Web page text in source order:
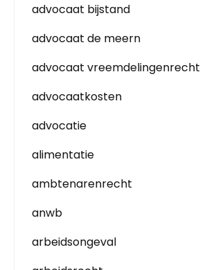
advocaat bijstand
advocaat de meern
advocaat vreemdelingenrecht
advocaatkosten
advocatie
alimentatie
ambtenarenrecht
anwb
arbeidsongeval